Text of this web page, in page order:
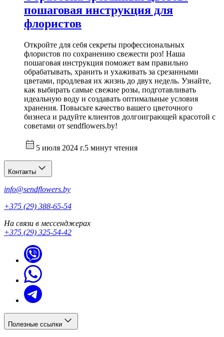
пошаговая инструкция для
флористов
Откройте для себя секреты профессиональных
флористов по сохранению свежести роз! Наша
пошаговая инструкция поможет вам правильно
обрабатывать, хранить и ухаживать за срезанными
цветами, продлевая их жизнь до двух недель. Узнайте,
как выбирать самые свежие розы, подготавливать
идеальную воду и создавать оптимальные условия
хранения. Повысьте качество вашего цветочного
бизнеса и радуйте клиентов долгоиграющей красотой с
советами от sendflowers.by!
5 июля 2024 г.5 минут чтения
Контакты
info@sendflowers.by
+375 (29) 388-65-54
На связи в мессенджерах
+375 (29) 325-54-42
Полезные ссылки